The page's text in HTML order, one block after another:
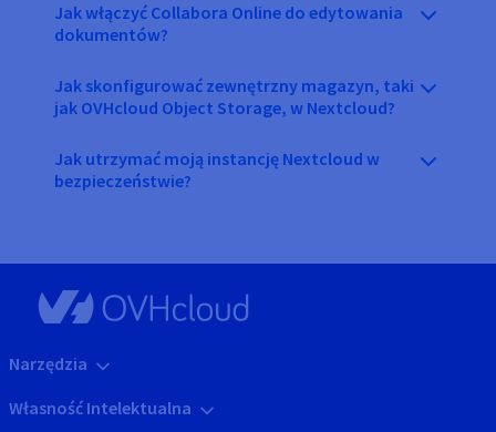
Jak włączyć Collabora Online do edytowania
dokumentów?
Jak skonfigurować zewnętrzny magazyn, taki
jak OVHcloud Object Storage, w Nextcloud?
Jak utrzymać moją instancję Nextcloud w
bezpieczeństwie?
Narzędzia
Własność Intelektualna